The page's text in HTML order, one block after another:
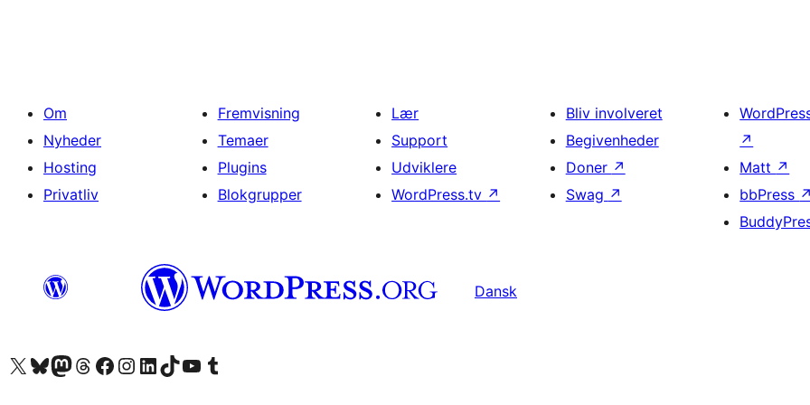
Om
Nyheder
Hosting
Privatliv
Fremvisning
Temaer
Plugins
Blokgrupper
Lær
Support
Udviklere
WordPress.tv ↗
Bliv involveret
Begivenheder
Doner ↗
Swag ↗
↗
Matt ↗
bbPress ↗
Dansk
Besøg vores X (tidligere Twitter) konto
Besøg vores Bluesky-konto
Besøg vores Mastodon konto
Besøg vores Threads-konto
Besøg vores Facebook sideBesøg vores Instagram konto
Besøg vores LinkedIn konto
Besøg vores TikTok-konto
Besøg vores YouTube-kanalBesøg vores Tumblr-konto